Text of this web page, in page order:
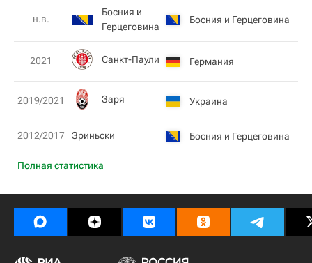
Полная статистика
н.в.
Босния и
Герцеговина
Босния и Герцеговина
2021 Санкт-Паули Германия
2019/2021 Заря Украина
2012/2017 Зриньски Босния и Герцеговина